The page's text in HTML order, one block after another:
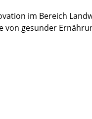
im Bereich
gesunder